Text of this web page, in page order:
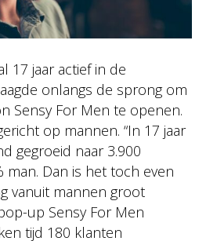
17 jaar actief in de
onlangs de sprong om
Sensy For Men te openen.
op mannen. “In 17 jaar
gegroeid naar 3.900
man. Dan is het toch even
vanuit mannen groot
up Sensy For Men
tijd 180 klanten